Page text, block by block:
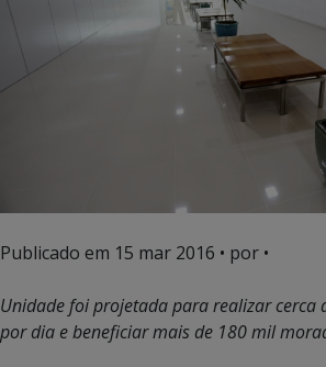
Publicado em 15 mar 2016 • por •
Unidade foi projetada para realizar cerca
por dia e beneficiar mais de 180 mil